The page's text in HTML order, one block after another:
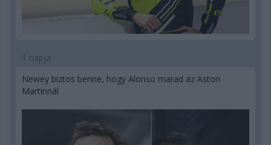
1 napja
Newey biztos benne, hogy Alonso marad az Aston
Martinnál